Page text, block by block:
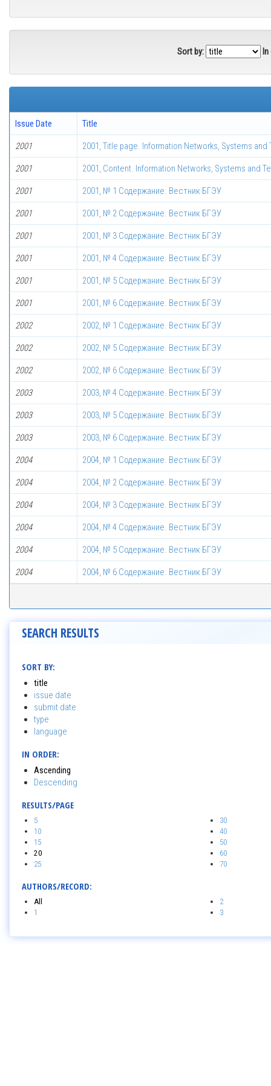
Sort by: In
Issue Date Title
2001 2001, Title page. Information Networks, Systems
2001 2001, Сontent. Information Networks, Systems and
2001 2001, № 1 Содержание. Вестник БГЭУ
2001 2001, № 2 Содержание. Вестник БГЭУ
2001 2001, № 3 Содержание. Вестник БГЭУ
2001 2001, № 4 Содержание. Вестник БГЭУ
2001 2001, № 5 Содержание. Вестник БГЭУ
2001 2001, № 6 Содержание. Вестник БГЭУ
2002 2002, № 1 Содержание. Вестник БГЭУ
2002 2002, № 5 Содержание. Вестник БГЭУ
2002 2002, № 6 Содержание. Вестник БГЭУ
2003 2003, № 4 Содержание. Вестник БГЭУ
2003 2003, № 5 Содержание. Вестник БГЭУ
2003 2003, № 6 Содержание. Вестник БГЭУ
2004 2004, № 1 Содержание. Вестник БГЭУ
2004 2004, № 2 Содержание. Вестник БГЭУ
2004 2004, № 3 Содержание. Вестник БГЭУ
2004 2004, № 4 Содержание. Вестник БГЭУ
2004 2004, № 5 Содержание. Вестник БГЭУ
2004 2004, № 6 Содержание. Вестник БГЭУ
SEARCH RESULTS
SORT BY:
title
issue date
submit date
type
language
IN ORDER:
Ascending
Descending
RESULTS/PAGE
5
10
15
20
25
30
40
50
60
70
AUTHORS/RECORD:
All
1
2
3